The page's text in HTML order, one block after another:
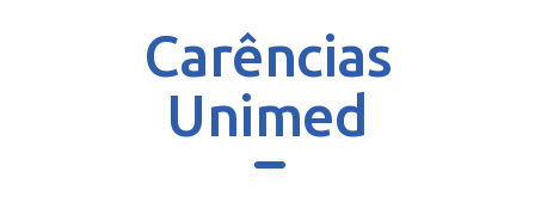
Carências
Unimed